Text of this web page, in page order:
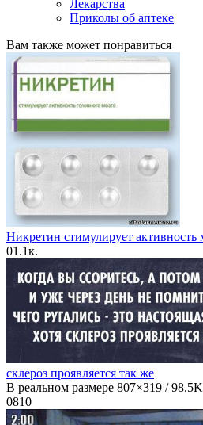
Лекарства
Приколы об аптеке
Вам также может понравиться
Никретин стимулирует активность
01.1к.
склероз проявляется так же
В реальном размере 807×319 /
0810